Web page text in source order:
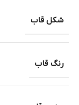
شکل قاب
رنگ قاب